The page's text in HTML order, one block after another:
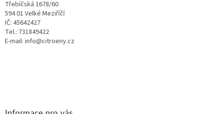
Třebíčská 1678/60
594 01 Velké Meziříčí
IČ: 45642427
Tel.: 731849422
E-mail: info@citroeny.cz